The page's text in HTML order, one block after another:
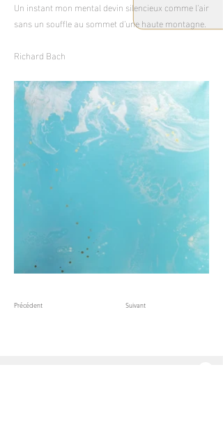
Un instant mon mental devin silencieux comme l'air
sans un souffle au sommet d'une haute montagne.
Richard Bach
Précédent Suivant